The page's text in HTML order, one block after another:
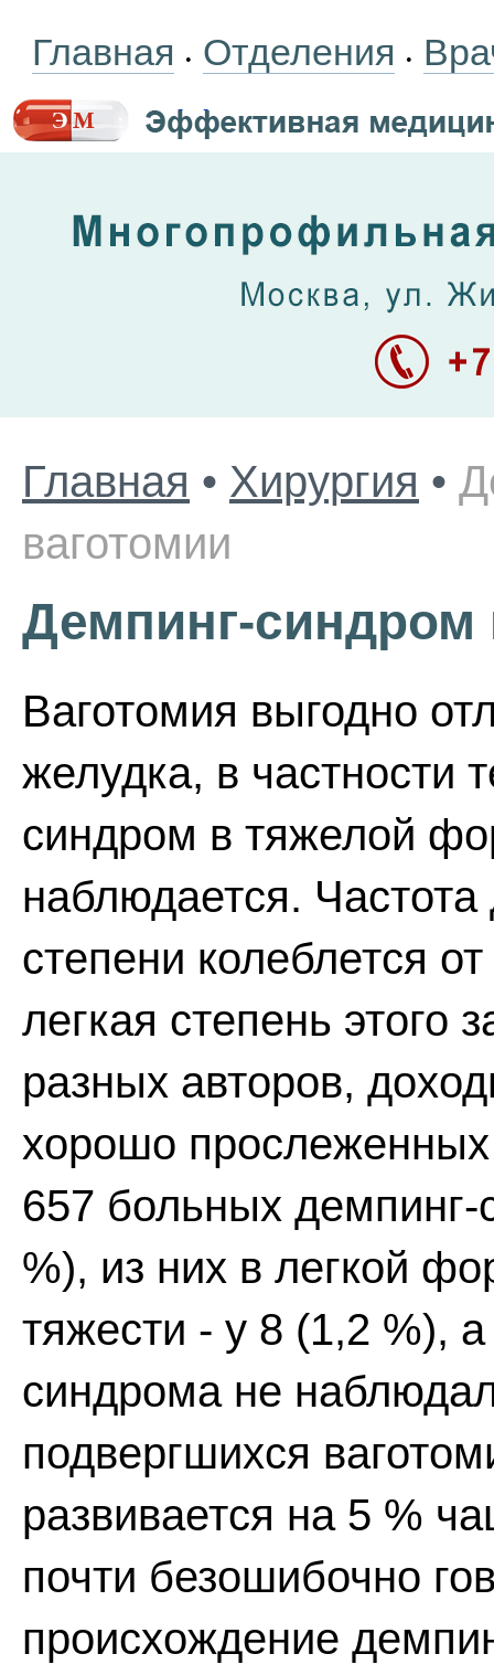
Главная • Отделения •
Главная • Хирургия •
ваготомии
Демпинг-синдром
Ваготомия выгодно
желудка, в частности
синдром в тяжелой
наблюдается.
степени колеблется
легкая степень этого
разных авторов,
хорошо
657 больных
%), из них в легкой
тяжести - у 8 (1,2 %),
синдрома не
подвергшихся
развивается на 5 %
почти безошибочно
происхождение